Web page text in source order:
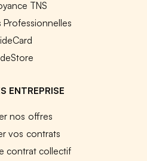
TNS
Professionnelles
ENTREPRISE
nos offres
vos contrats
contrat collectif